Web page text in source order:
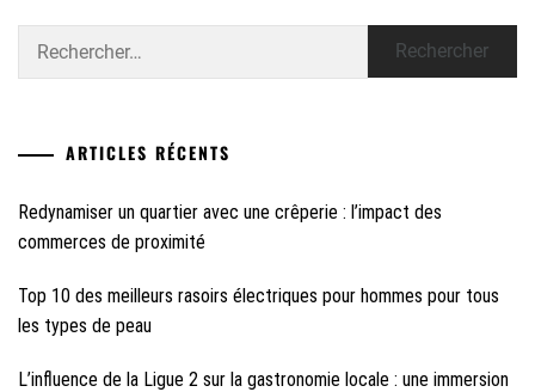
ARTICLES RÉCENTS
Redynamiser un quartier avec une crêperie : l’impact des
commerces de proximité
Top 10 des meilleurs rasoirs électriques pour hommes pour tous
les types de peau
L’influence de la Ligue 2 sur la gastronomie locale : une immersion